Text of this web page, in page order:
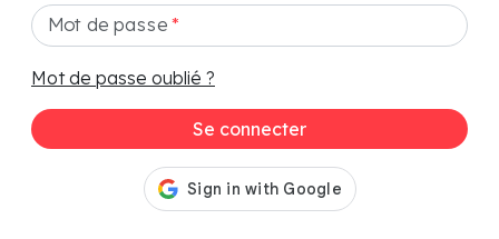
Mot de passe*
Mot de passe oublié ?
Se connecter